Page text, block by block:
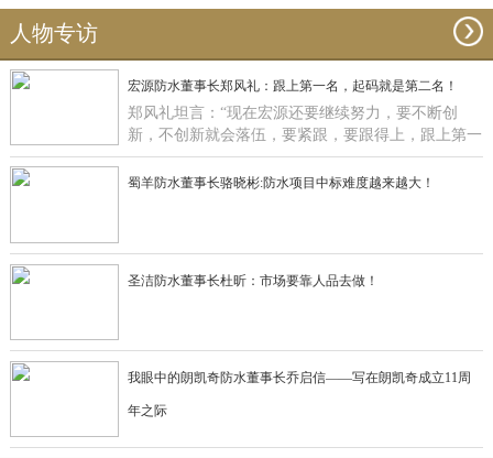
人物专访
宏源防水董事长郑风礼：跟上第一名，起码就是第二名！
郑风礼坦言：“现在宏源还要继续努力，要不断创
新，不创新就会落伍，要紧跟，要跟得上，跟上第一
名，起码就是第二名了”。
蜀羊防水董事长骆晓彬:防水项目中标难度越来越大！
圣洁防水董事长杜昕：市场要靠人品去做！
我眼中的朗凯奇防水董事长乔启信——写在朗凯奇成立11周
年之际